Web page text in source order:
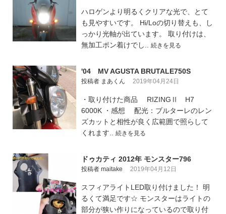
ハロゲンより明るくクリアな光で、とて
も見やすいです。 Hi/Loの切り替えも、し
っかり光軸が出ています。 取り付けは、
無加工ポン着けでし.. 続きを見る
'04 MV AGUSTA BRUTALE750S
投稿者 まあくん 2019年04月24日
・取り付けた商品 RIZINGⅡ H7
6000K ・感想 配光：ブルターレのレン
ズカットと相性が良く広範囲で照らして
くれます.. 続きを見る
ドゥカティ 2012年 モンスター796
投稿者 maitake 2019年04月12日
スフィアライトLED取り付けました！ 明
るくて満足です☆ モンスターはライトの
部分が狭い作りになっているので取り付